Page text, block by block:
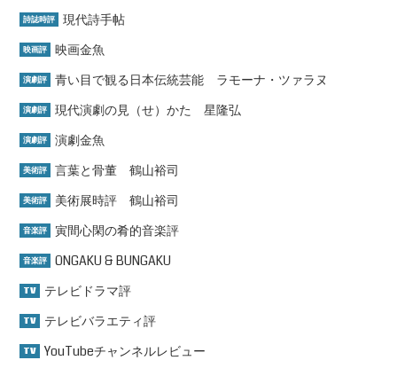
詩誌時評 現代詩手帖
映画評 映画金魚
演劇評 青い目で観る日本伝統芸能 ラモーナ・ツァラヌ
演劇評 現代演劇の見（せ）かた 星隆弘
演劇評 演劇金魚
美術評 言葉と骨董 鶴山裕司
美術評 美術展時評 鶴山裕司
音楽評 寅間心閑の肴的音楽評
音楽評 ONGAKU & BUNGAKU
TV テレビドラマ評
TV テレビバラエティ評
TV YouTubeチャンネルレビュー